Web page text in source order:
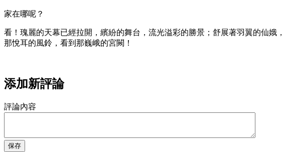
家在哪呢？
看！瑰麗的天幕已經拉開，繽紛的舞台，流光溢彩的勝景；舒展著羽翼的仙
那悅耳的風鈴，看到那巍峨的宮闕！
添加新評論
評論內容
保存